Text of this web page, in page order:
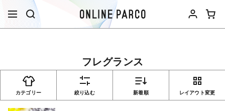
フレグランス
カテゴリー 絞り込む 新着順 レイアウト変更